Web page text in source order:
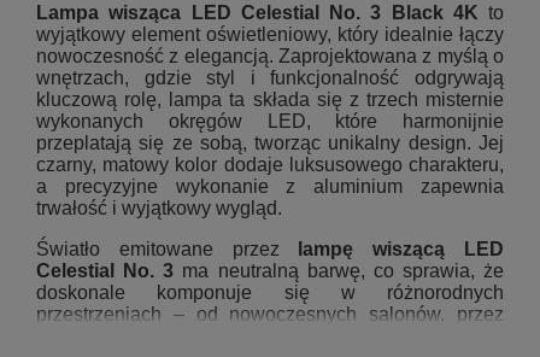
Lampa wisząca LED Celestial No. 3 Black 4K to
wyjątkowy element oświetleniowy, który idealnie łączy
nowoczesność z elegancją. Zaprojektowana z myślą o
wnętrzach, gdzie styl i funkcjonalność odgrywają
kluczową rolę, lampa ta składa się z trzech misternie
wykonanych okręgów LED, które harmonijnie
przeplatają się ze sobą, tworząc unikalny design. Jej
czarny, matowy kolor dodaje luksusowego charakteru,
a precyzyjne wykonanie z aluminium zapewnia
trwałość i wyjątkowy wygląd.
Światło emitowane przez
lampę wiszącą LED
Celestial No. 3 ma neutralną barwę, co sprawia, że
doskonale komponuje się w różnorodnych
przestrzeniach – od nowoczesnych salonów, przez